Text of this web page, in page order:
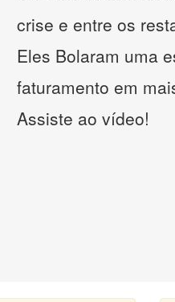
crise e entre os
Eles Bolaram uma
faturamento em
Assiste ao vídeo!